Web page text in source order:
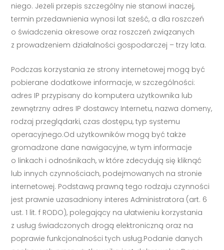
niego. Jeżeli przepis szczególny nie stanowi inaczej,
termin przedawnienia wynosi lat sześć, a dla roszczeń
o świadczenia okresowe oraz roszczeń związanych
z prowadzeniem działalności gospodarczej – trzy lata.
Podczas korzystania ze strony internetowej mogą być
pobierane dodatkowe informacje, w szczególności:
adres IP przypisany do komputera użytkownika lub
zewnętrzny adres IP dostawcy Internetu, nazwa domeny,
rodzaj przeglądarki, czas dostępu, typ systemu
operacyjnego.Od użytkowników mogą być także
gromadzone dane nawigacyjne, w tym informacje
o linkach i odnośnikach, w które zdecydują się kliknąć
lub innych czynnościach, podejmowanych na stronie
internetowej. Podstawą prawną tego rodzaju czynności
jest prawnie uzasadniony interes Administratora (art. 6
ust. 1 lit. f RODO), polegający na ułatwieniu korzystania
z usług świadczonych drogą elektroniczną oraz na
poprawie funkcjonalności tych usług.Podanie danych